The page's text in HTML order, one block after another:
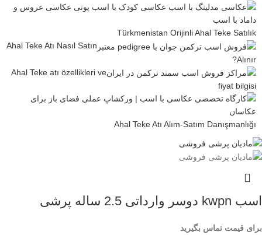
Türkmenistan Orijinli Ahal Teke Satılık
Ahal Teke Atı Nasıl Satın
Alınır?
Ahal Teke atı özellikleri ve
fiyat bilgisi
Ahal Teke Atı Alım-Satım Danışmanlığı
اسب kwpn دوسر وارداتی 2.5 ساله پرشی
برای قیمت تماس بگیرید